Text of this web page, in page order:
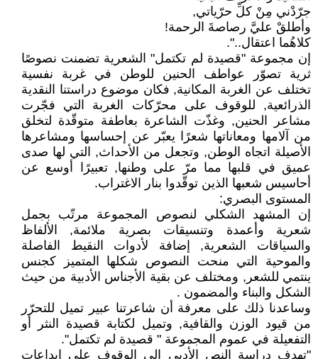
جرّدْني مِنْ كلِّ حرّياتي,
وأطلقْ عليَّ رصاصةَ الرحمة!
كلاهُما اعتقال..".
إن مجموعة "قصيدة لم تكتمل" الشعرية تضمنت نصوصًا
ثرية تصوّر عواطف الحنين للوطن في غربة نفسية
تختلف عن الغربة المكانية, فكان موضوع دراستنا النقدية
الذرائعية, للوقوف على محرّكات الغربة التي فجّرت
مشاعر الحنين, وغذّت الشاعرة بعاطفة متوقّدة لتخلق
من آلامها ومعاناتها شعرًا يعبّر عن إحساسها ومشاعرها
الأصيلة اتجاه الوطن, وتجعل من الأحداث, التي لها صدى
عميق في قلبها مما مرّ على وطنها, تعبيرًا أوسع عن
أحاسيس شعبها الذين توقّدوا بنار الاغتراب.
المستوى البصري:
إن المشهد الشكلي لنصوص المجموعة مرتّب بجمل
شعرية وأعمدة وتنسيقات بصرية ملائمة, الألفاظ
والسياقات الشعرية, إضافة لأدوات النقيط الفاصلة
والموحية التي منحت النصوص شكلها المتميز كجنس
ينتمي للشعر, ومختلف عن بقية الأجناس الأدبية من حيث
الشكل والبناء والمضمون .
وساعدنا ذلك على معرفة أن شاعرتنا عبير تميل للتحرّر
من قيود الوزن والقافية, وتميل لكتابة قصيدة النثر أو
التفعيلة في عموم المجموعة " قصيدة لم تكتمل".
"تهدف دراسة النص الأدبي إلى الوقوف على إبداعات